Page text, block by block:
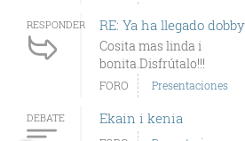
RESPONDER RE: Ya ha llegado dobby
Cosita mas linda i
bonita.Disfrútalo!!!
FORO Presentaciones
DEBATE Ekain i kenia